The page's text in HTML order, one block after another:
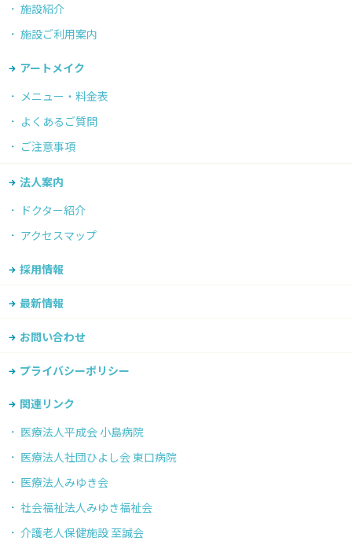
施設紹介
施設ご利用案内
アートメイク
メニュー・料金表
よくあるご質問
ご注意事項
法人案内
ドクター紹介
アクセスマップ
採用情報
最新情報
お問い合わせ
プライバシーポリシー
関連リンク
医療法人平成会 小島病院
医療法人社団ひよし会 東口病院
医療法人みゆき会
社会福祉法人みゆき福祉会
介護老人保健施設 至誠会